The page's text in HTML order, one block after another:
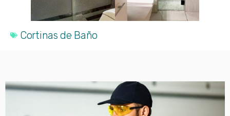
Cortinas de Baño